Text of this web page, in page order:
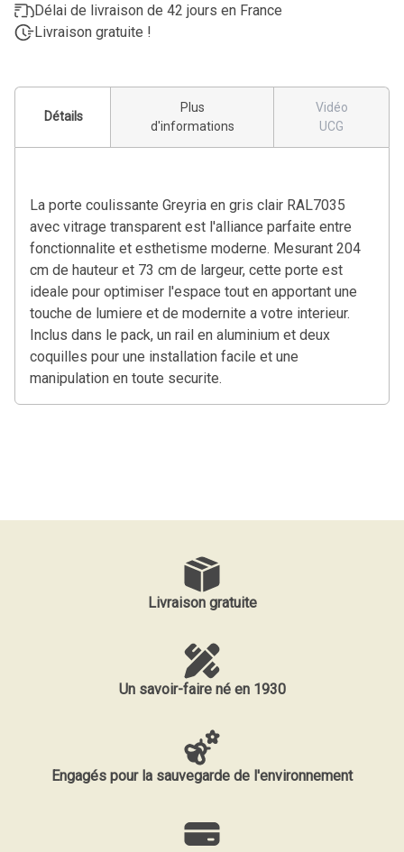
Délai de livraison de 42 jours en France
Livraison gratuite !
Détails
Plus
d'informations
Vidéo
UCG
La porte coulissante Greyria en gris clair RAL7035
avec vitrage transparent est l'alliance parfaite entre
fonctionnalite et esthetisme moderne. Mesurant 204
cm de hauteur et 73 cm de largeur, cette porte est
ideale pour optimiser l'espace tout en apportant une
touche de lumiere et de modernite a votre interieur.
Inclus dans le pack, un rail en aluminium et deux
coquilles pour une installation facile et une
manipulation en toute securite.
Livraison gratuite
Un savoir-faire né en 1930
Engagés pour la sauvegarde de l'environnement